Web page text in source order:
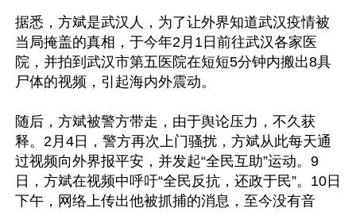
据悉，方斌是武汉人，为了让外界知道武汉疫情被
当局掩盖的真相，于今年2月1日前往武汉各家医
院，并拍到武汉市第五医院在短短5分钟内搬出8具
尸体的视频，引起海内外震动。
随后，方斌被警方带走，由于舆论压力，不久获
释。2月4日，警方再次上门骚扰，方斌从此每天通
过视频向外界报平安，并发起“全民互助”运动。9
日，方斌在视频中呼吁“全民反抗，还政于民”。10日
下午，网络上传出他被抓捕的消息，至今没有音